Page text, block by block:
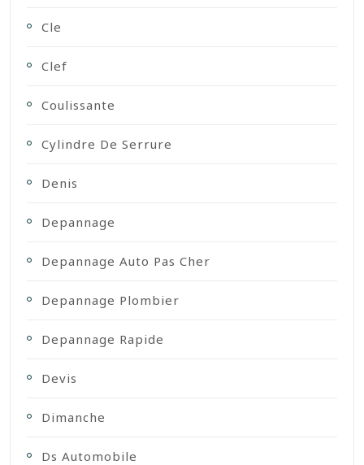
Cle
Clef
Coulissante
Cylindre De Serrure
Denis
Depannage
Depannage Auto Pas Cher
Depannage Plombier
Depannage Rapide
Devis
Dimanche
Ds Automobile